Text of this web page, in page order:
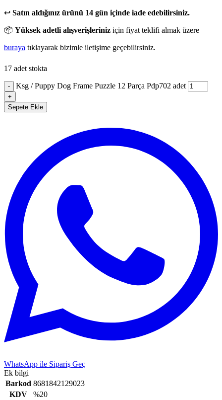
↩️ Satın aldığınız ürünü 14 gün içinde iade edebilirsiniz.
📦 Yüksek adetli alışverişleriniz için fiyat teklifi almak üzere
buraya tıklayarak bizimle iletişime geçebilirsiniz.
17 adet stokta
- Ksg / Puppy Dog Frame Puzzle 12 Parça Pdp702 adet
+
Sepete Ekle
WhatsApp ile Sipariş Geç
Ek bilgi
Barkod 8681842129023
KDV
%20